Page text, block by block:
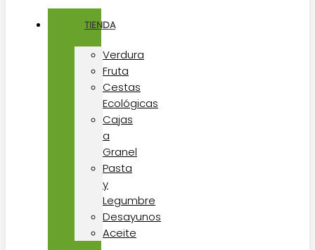
TIENDA
Verdura
Fruta
Cestas
Ecológicas
Cajas
a
Granel
Pasta
y
Legumbre
Desayunos
Aceite